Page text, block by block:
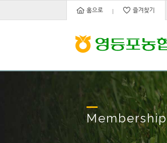
홈으로 즐겨찾기
Membership